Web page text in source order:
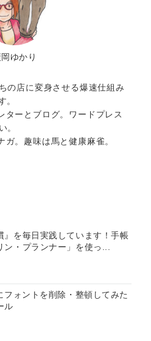
岡ゆかり
の店に変身させる爆速仕組み
。
ターとブログ。ワードプレス
。
。趣味は馬と健康麻雀。
』を毎日実践しています！手帳
ン・プランナー」を使っ...
フォントを削除・整頓してみた
ル